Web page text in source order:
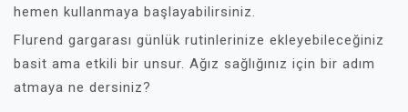
hemen kullanmaya başlayabilirsiniz.
Flurend gargarası günlük rutinlerinize ekleyebileceğiniz
basit ama etkili bir unsur. Ağız sağlığınız için bir adım
atmaya ne dersiniz?